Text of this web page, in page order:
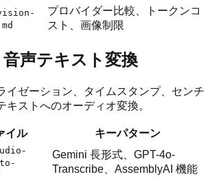
プロバイダー比較、トークンコ
スト、画像制限
声テキスト変換
イゼーション、タイムスタンプ、センチ
キストへのオーディオ変換。
イル
キーパターン
Gemini 長形式、GPT-4o-
Transcribe、AssemblyAI 機能